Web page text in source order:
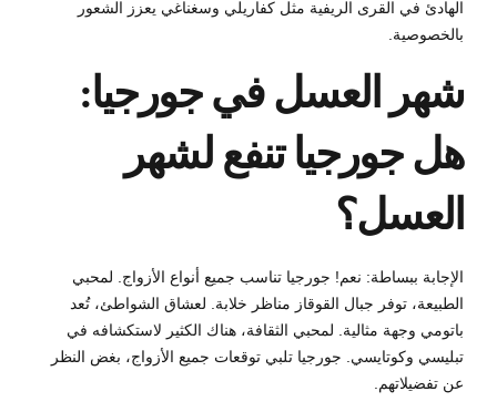
الهادئ في القرى الريفية مثل كفاريلي وسغناغي يعزز الشعور
بالخصوصية.
شهر العسل في جورجيا:
هل جورجيا تنفع لشهر
العسل؟
الإجابة ببساطة: نعم! جورجيا تناسب جميع أنواع الأزواج. لمحبي
الطبيعة، توفر جبال القوقاز مناظر خلابة. لعشاق الشواطئ، تُعد
باتومي وجهة مثالية. لمحبي الثقافة، هناك الكثير لاستكشافه في
تبليسي وكوتايسي. جورجيا تلبي توقعات جميع الأزواج، بغض النظر
عن تفضيلاتهم.